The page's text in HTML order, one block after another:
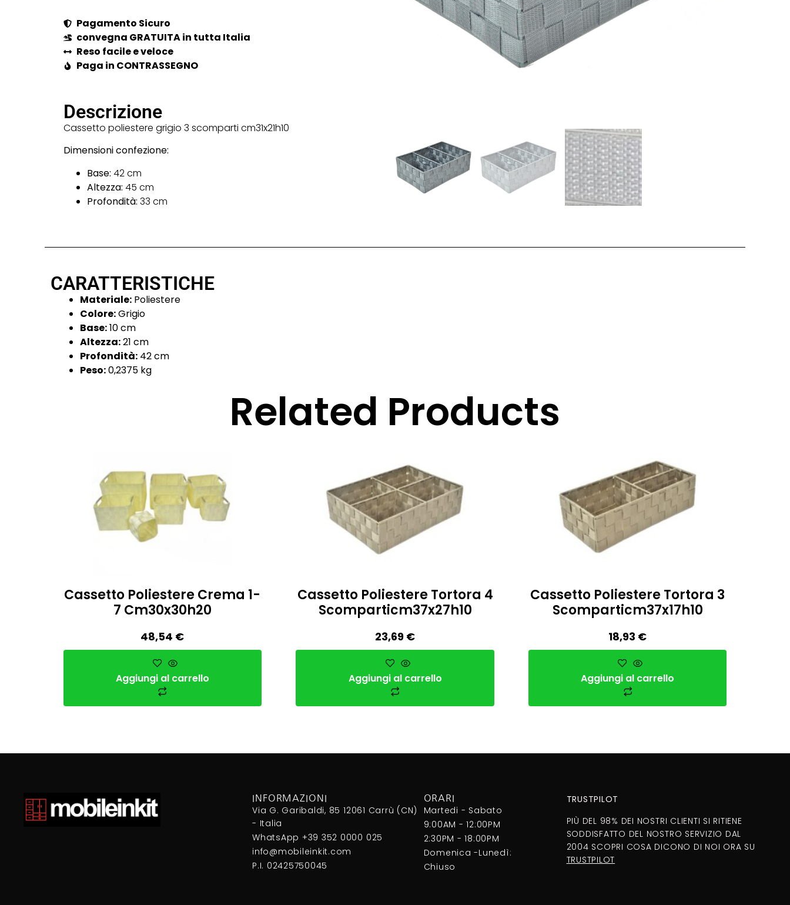
Pagamento Sicuro
convegna GRATUITA in tutta Italia
Reso facile e veloce
Paga in CONTRASSEGNO
Descrizione
Cassetto poliestere grigio 3 scomparti cm31x21h10
Dimensioni confezione:
Base: 42 cm
Altezza: 45 cm
Profondità: 33 cm
CARATTERISTICHE
Materiale: Poliestere
Colore:Grigio
Base:10 cm
Altezza:21 cm
Profondità: 42 cm
Peso:0,2375 kg
Related Products
Cassetto Poliestere Crema 1-
7 Cm30x30h20
48,54 €
Aggiungi al carrello
Cassetto Poliestere Tortora 4
Scomparticm37x27h10
23,69 €
Aggiungi al carrello
Cassetto Poliestere Tortora 3
Scomparticm37x17h10
18,93 €
Aggiungi al carrello
INFORMAZIONI
Via G. Garibaldi, 85 12061 Carrù (CN)
- Italia
WhatsApp +39 352 0000 025
info@mobileinkit.com
P.I. 02425750045
ORARI
Martedi - Sabato
9:00AM - 12:00PM
2:30PM - 18:00PM
Domenica -Lunedì:
Chiuso
TRUSTPILOT
PIÙ DEL 98% DEI NOSTRI CLIENTI SI RITIENE
SODDISFATTO DEL NOSTRO SERVIZIO DAL
2004 SCOPRI COSA DICONO DI NOI ORA SU
TRUSTPILOT